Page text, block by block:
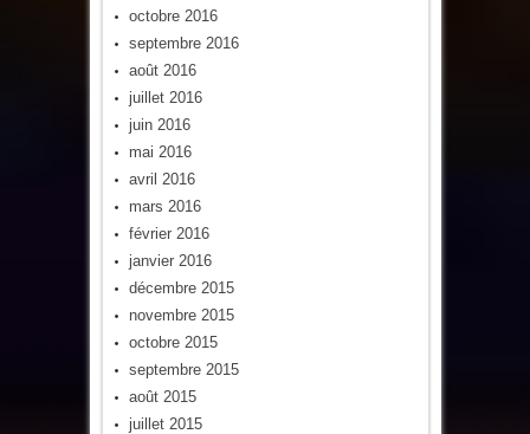
octobre 2016
septembre 2016
août 2016
juillet 2016
juin 2016
mai 2016
avril 2016
mars 2016
février 2016
janvier 2016
décembre 2015
novembre 2015
octobre 2015
septembre 2015
août 2015
juillet 2015